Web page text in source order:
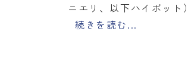
ニエリ、以下ハイボッ
続きを読む...